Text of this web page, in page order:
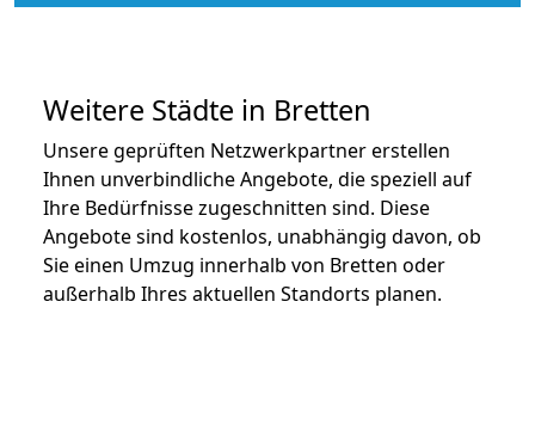
Weitere Städte in Bretten
Unsere geprüften Netzwerkpartner erstellen
Ihnen unverbindliche Angebote, die speziell auf
Ihre Bedürfnisse zugeschnitten sind. Diese
Angebote sind kostenlos, unabhängig davon, ob
Sie einen Umzug innerhalb von Bretten oder
außerhalb Ihres aktuellen Standorts planen.